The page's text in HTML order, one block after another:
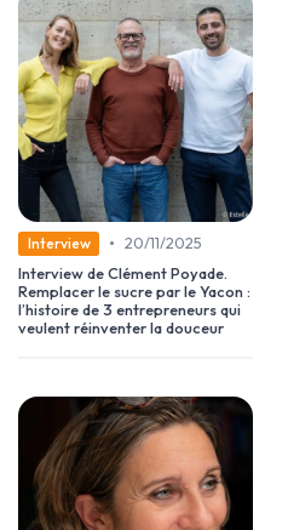
Interview • 20/11/2025
Interview de Clément Poyade.
Remplacer le sucre par le Yacon :
l’histoire de 3 entrepreneurs qui
veulent réinventer la douceur